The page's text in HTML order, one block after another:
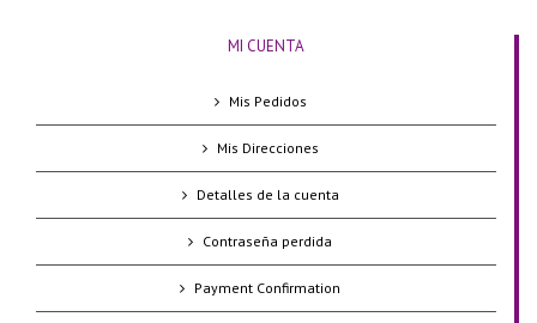
MI CUENTA
Mis Pedidos
Mis Direcciones
Detalles de la cuenta
Contraseña perdida
Payment Confirmation